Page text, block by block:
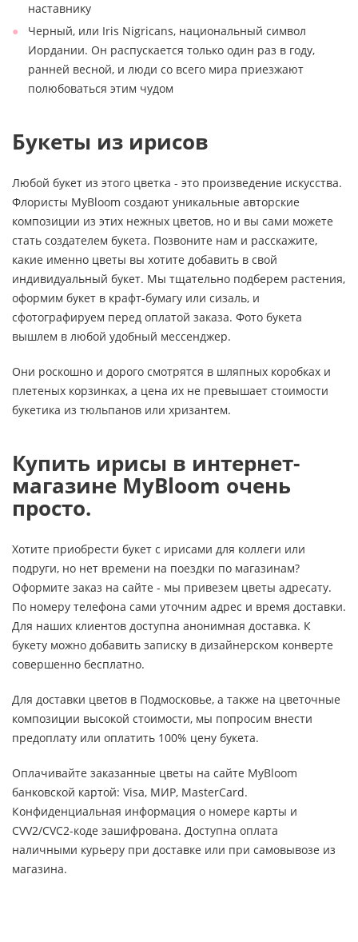
наставнику
Черный, или Iris Nigricans, национальный символ
Иордании. Он распускается только один раз в году,
ранней весной, и люди со всего мира приезжают
полюбоваться этим чудом
Букеты из ирисов
Любой букет из этого цветка - это произведение искусства.
Флористы MyBloom создают уникальные авторские
композиции из этих нежных цветов, но и вы сами можете
стать создателем букета. Позвоните нам и расскажите,
какие именно цветы вы хотите добавить в свой
индивидуальный букет. Мы тщательно подберем растения,
оформим букет в крафт-бумагу или сизаль, и
сфотографируем перед оплатой заказа. Фото букета
вышлем в любой удобный мессенджер.
Они роскошно и дорого смотрятся в шляпных коробках и
плетеных корзинках, а цена их не превышает стоимости
букетика из тюльпанов или хризантем.
Купить ирисы в интернет-
магазине MyBloom очень
просто.
Хотите приобрести букет с ирисами для коллеги или
подруги, но нет времени на поездки по магазинам?
Оформите заказ на сайте - мы привезем цветы адресату.
По номеру телефона сами уточним адрес и время доставки.
Для наших клиентов доступна анонимная доставка. К
букету можно добавить записку в дизайнерском конверте
совершенно бесплатно.
Для доставки цветов в Подмосковье, а также на цветочные
композиции высокой стоимости, мы попросим внести
предоплату или оплатить 100% цену букета.
Оплачивайте заказанные цветы на сайте MyBloom
банковской картой: Visa, МИР, MasterCard.
Конфиденциальная информация о номере карты и
CVV2/CVC2-коде зашифрована. Доступна оплата
наличными курьеру при доставке или при самовывозе из
магазина.